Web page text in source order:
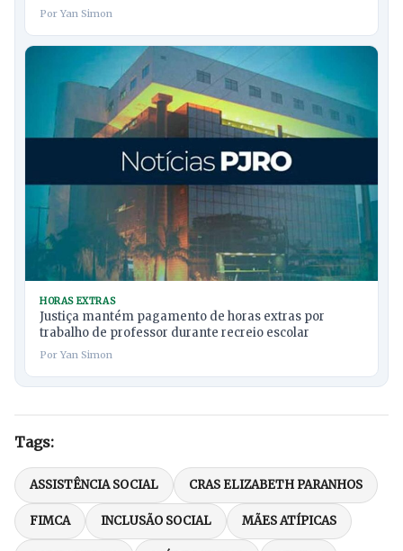
Por Yan Simon
HORAS EXTRAS
Justiça mantém pagamento de horas extras por
trabalho de professor durante recreio escolar
Por Yan Simon
Tags:
ASSISTÊNCIA SOCIAL CRAS ELIZABETH PARANHOS
FIMCA INCLUSÃO SOCIAL MÃES ATÍPICAS